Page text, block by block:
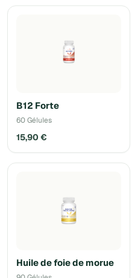
B12 Forte
60 Gélules
15,90 €
Huile de foie de morue